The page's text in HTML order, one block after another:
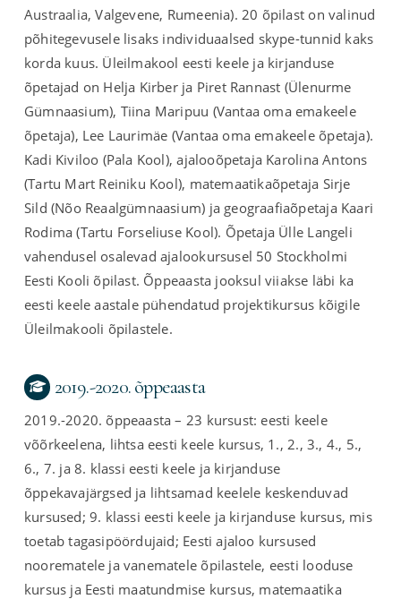
Austraalia, Valgevene, Rumeenia). 20 õpilast on valinud
põhitegevusele lisaks individuaalsed skype-tunnid kaks
korda kuus. Üleilmakool eesti keele ja kirjanduse
õpetajad on Helja Kirber ja Piret Rannast (Ülenurme
Gümnaasium), Tiina Maripuu (Vantaa oma emakeele
õpetaja), Lee Laurimäe (Vantaa oma emakeele õpetaja).
Kadi Kiviloo (Pala Kool), ajalooõpetaja Karolina Antons
(Tartu Mart Reiniku Kool), matemaatikaõpetaja Sirje
Sild (Nõo Reaalgümnaasium) ja geograafiaõpetaja Kaari
Rodima (Tartu Forseliuse Kool). Õpetaja Ülle Langeli
vahendusel osalevad ajalookursusel 50 Stockholmi
Eesti Kooli õpilast. Õppeaasta jooksul viiakse läbi ka
eesti keele aastale pühendatud projektikursus kõigile
Üleilmakooli õpilastele.
2019.-2020. õppeaasta
2019.-2020. õppeaasta – 23 kursust: eesti keele
võõrkeelena, lihtsa eesti keele kursus, 1., 2., 3., 4., 5.,
6., 7. ja 8. klassi eesti keele ja kirjanduse
õppekavajärgsed ja lihtsamad keelele keskenduvad
kursused; 9. klassi eesti keele ja kirjanduse kursus, mis
toetab tagasipöördujaid; Eesti ajaloo kursused
noorematele ja vanematele õpilastele, eesti looduse
kursus ja Eesti maatundmise kursus, matemaatika